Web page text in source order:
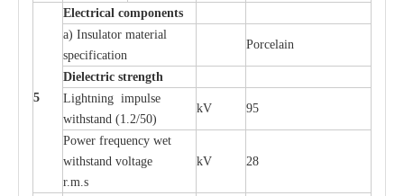
5
Electrical components
a) Insulator material
specification
Porcelain
Dielectric strength
Lightning impulse
withstand (1.2/50)
kV 95
Power frequency wet
withstand voltage
r.m.s
kV 28